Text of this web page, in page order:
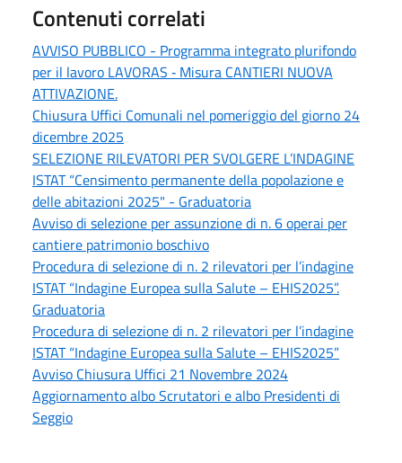
Contenuti correlati
AVVISO PUBBLICO - Programma integrato plurifondo
per il lavoro LAVORAS ‐ Misura CANTIERI NUOVA
ATTIVAZIONE.
Chiusura Uffici Comunali nel pomeriggio del giorno 24
dicembre 2025
SELEZIONE RILEVATORI PER SVOLGERE L’INDAGINE
ISTAT “Censimento permanente della popolazione e
delle abitazioni 2025" - Graduatoria
Avviso di selezione per assunzione di n. 6 operai per
cantiere patrimonio boschivo
Procedura di selezione di n. 2 rilevatori per l’indagine
ISTAT “Indagine Europea sulla Salute – EHIS2025”.
Graduatoria
Procedura di selezione di n. 2 rilevatori per l’indagine
ISTAT “Indagine Europea sulla Salute – EHIS2025”
Avviso Chiusura Uffici 21 Novembre 2024
Aggiornamento albo Scrutatori e albo Presidenti di
Seggio